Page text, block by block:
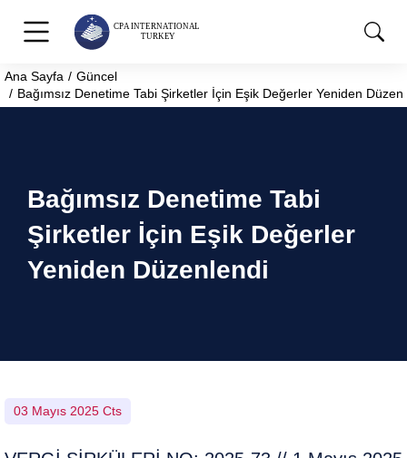
You are here:
Ana Sayfa
Güncel
Bağımsız Denetime Tabi Şirketler İçin Eşik Değerler Yeniden
Bağımsız Denetime Tabi
Şirketler İçin Eşik Değerler
Yeniden Düzenlendi
03 Mayıs 2025 Cts